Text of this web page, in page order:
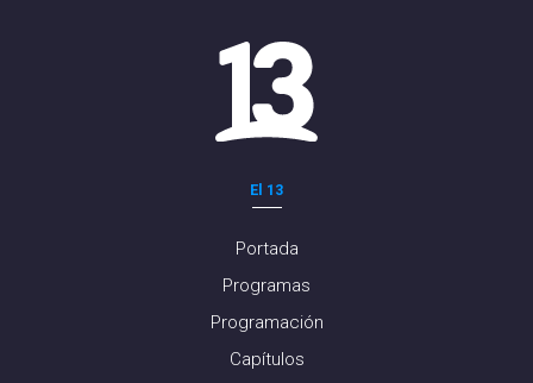
El 13
Portada
Programas
Programación
Capítulos